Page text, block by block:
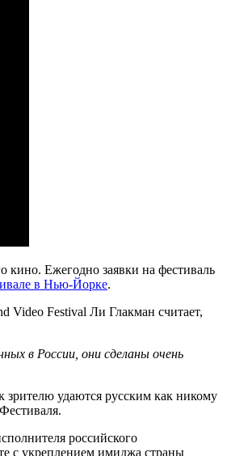
кино. Ежегодно заявки на фестиваль
в Нью-Йорке.
Festival Ли Глакман считает,
в России, они сделаны очень
зрителю удаются русским как никому
российского
с укреплением имиджа страны